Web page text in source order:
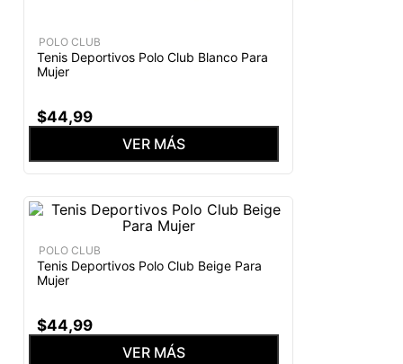
POLO CLUB
Tenis Deportivos Polo Club Blanco Para
Mujer
$44,99
VER MÁS
POLO CLUB
Tenis Deportivos Polo Club Beige Para
Mujer
$44,99
VER MÁS